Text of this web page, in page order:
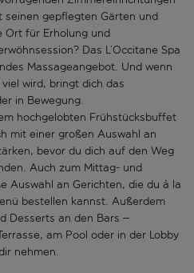
gepflegten Gärten und
Ort für Erholung und
Das L’Occitane Spa
Massageangebot. Und wenn
wird, bringt dich das
in Bewegung.
hochgelobten Frühstücksbuffet
mit einer großen Auswahl an
bevor du dich auf den Weg
Auch zum Mittag- und
Auswahl an Gerichten, die du à la
bestellen kannst. Außerdem
Desserts an den Bars –
am Pool oder in der Lobby
nehmen.